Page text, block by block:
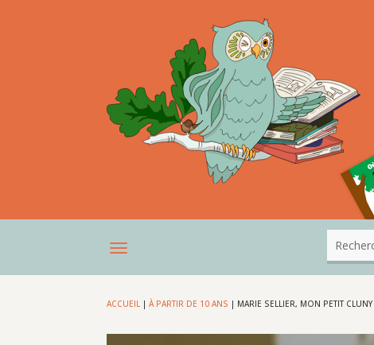
ACCUEIL |À PARTIR DE 10 ANS | MARIE SELLIER, MON PETIT CLUNY